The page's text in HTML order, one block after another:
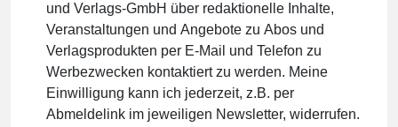
und Verlags-GmbH über redaktionelle Inhalte,
Veranstaltungen und Angebote zu Abos und
Verlagsprodukten per E-Mail und Telefon zu
Werbezwecken kontaktiert zu werden. Meine
Einwilligung kann ich jederzeit, z.B. per
Abmeldelink im jeweiligen Newsletter, widerrufen.